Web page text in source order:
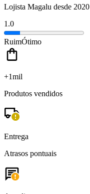
Lojista Magalu desde 2020
1.0
RuimÓtimo
+1mil
Produtos vendidos
Entrega
Atrasos pontuais